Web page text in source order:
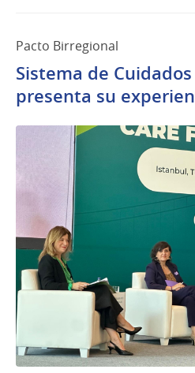
Pacto Birregional
Sistema de
presenta su